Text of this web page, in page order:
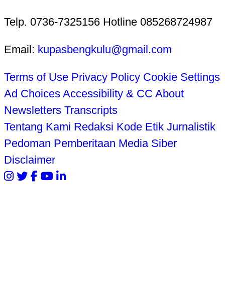
Telp. 0736-7325156 Hotline 085268724987
Email: kupasbengkulu@gmail.com
Terms of Use Privacy Policy Cookie Settings
Ad Choices Accessibility & CC About
Newsletters Transcripts
Tentang Kami Redaksi Kode Etik Jurnalistik
Pedoman Pemberitaan Media Siber
Disclaimer